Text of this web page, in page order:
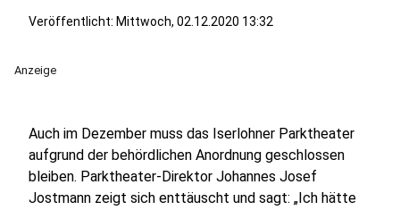
Veröffentlicht: Mittwoch, 02.12.2020 13:32
Anzeige
Auch im Dezember muss das Iserlohner Parktheater
aufgrund der behördlichen Anordnung geschlossen
bleiben. Parktheater-Direktor Johannes Josef
Jostmann zeigt sich enttäuscht und sagt: „Ich hätte